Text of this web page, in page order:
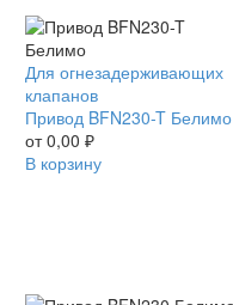
Привод
BFN230-
T
Белимо
Для огнезадерживающих
клапанов
Привод BFN230-T Белимо
от0,00 ₽
В корзину